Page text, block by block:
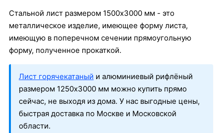
Стальной лист размером 1500х3000 мм - это
металлическое изделие, имеющее форму листа,
имеющую в поперечном сечении прямоугольную
форму, полученное прокаткой.
Лист горячекатаный и алюминиевый рифлёный
размером 1250х3000 мм можно купить прямо
сейчас, не выходя из дома. У нас выгодные цены,
быстрая доставка по Москве и Московской
области.